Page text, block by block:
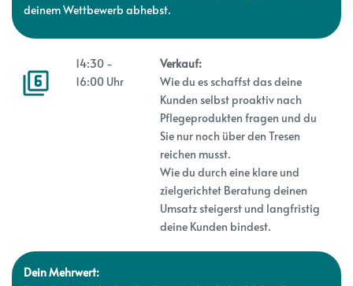
deinem Wettbewerb abhebst.
14:30 -
16:00 Uhr
Verkauf:
Wie du es schaffst das deine
Kunden selbst proaktiv nach
Pflegeprodukten fragen und du
Sie nur noch über den Tresen
reichen musst.
Wie du durch eine klare und
zielgerichtet Beratung deinen
Umsatz steigerst und langfristig
deine Kunden bindest.
Dein Mehrwert: